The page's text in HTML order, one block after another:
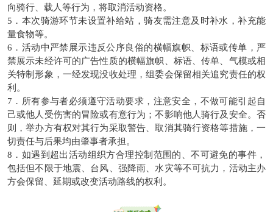
向骑行、载人等行为，将取消活动资格。
5．本次骑游环节未设置补给站，骑友需注意及时补水，补充能
量食物等。
6．活动中严禁展示违反公序良俗的横幅旗帜、标语或传单，严
禁展示未经许可的广告性质的横幅旗帜、标语、传单、气模或相
关特制形象，一经发现没收处理，组委会保留相关追究责任的权
利。
7．所有参与者必须遵守活动要求，注意安全，不做可能引起自
己或他人受伤害的冒险或有意行为；不影响他人骑行及安全。否
则，举办方有权对其行为采取警告、取消其骑行资格等措施，一
切责任与后果均由肇事者承担。
8．如遇到超出活动组织方合理控制范围的、不可避免的事件，
包括但不限于地震、台风、强降雨、水灾等不可抗力，活动主办
方会保留、延期或改变活动路线的权利。